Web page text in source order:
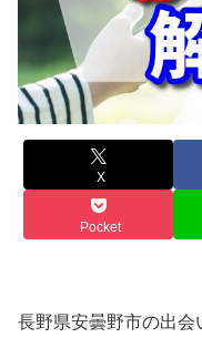
X
Pocket
長野県安曇野市の出会